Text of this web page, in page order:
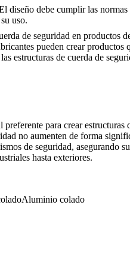
diseño debe cumplir las
uso.
de seguridad en
pueden crear
estructuras de cuerda de
preferente para crear
no aumenten de forma
de seguridad, asegurando
hasta exteriores.
Aluminio colado